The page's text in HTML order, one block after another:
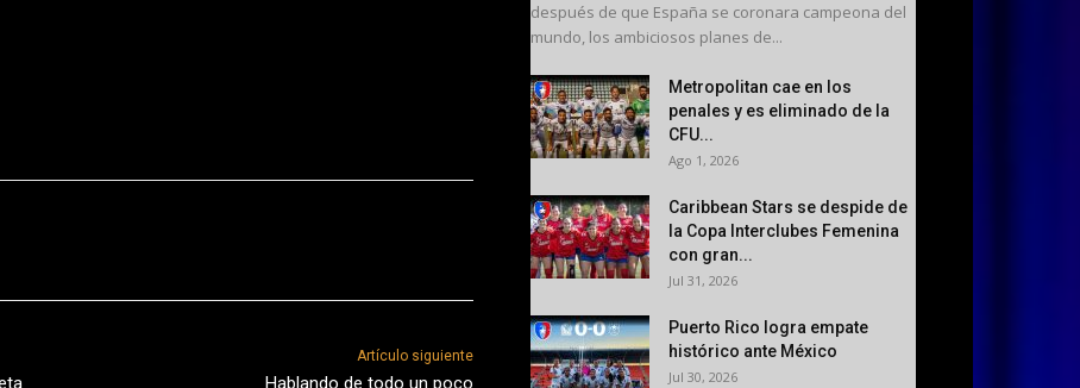
Artículo siguiente
Hablando de todo un poco
después de que España se coronara campeona del
mundo, los ambiciosos planes de...
Metropolitan cae en los
penales y es eliminado de la
CFU...
Ago 1, 2026
Caribbean Stars se despide de
la Copa Interclubes Femenina
con gran...
Jul 31, 2026
Puerto Rico logra empate
histórico ante México
Jul 30, 2026